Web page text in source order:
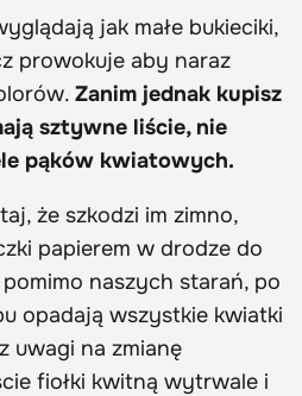
jak małe bukieciki,
prowokuje aby naraz
Zanim jednak kupisz
sztywne liście, nie
pąków kwiatowych.
że szkodzi im zimno,
papierem w drodze do
naszych starań, po
opadają wszystkie kwiatki
uwagi na zmianę
fiołki kwitną wytrwale i